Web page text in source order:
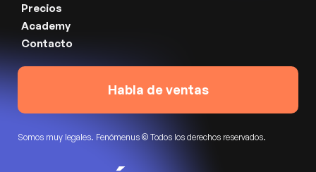
Precios
Academy
Contacto
Habla de ventas
Somos muy legales. Fenómenus © Todos los derechos reservados.